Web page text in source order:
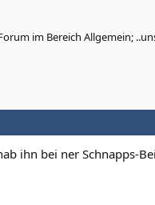
im Bereich Allgemein;
ihn bei ner Schnapps-